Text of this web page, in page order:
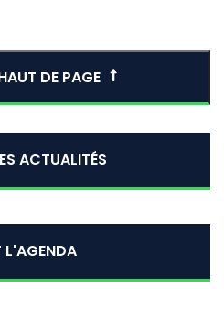
DE PAGE
ACTUALITÉS
L'AGENDA